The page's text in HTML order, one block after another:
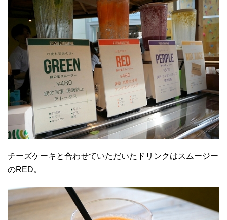
チーズケーキと合わせていただいたドリンクはスムージー
のRED。